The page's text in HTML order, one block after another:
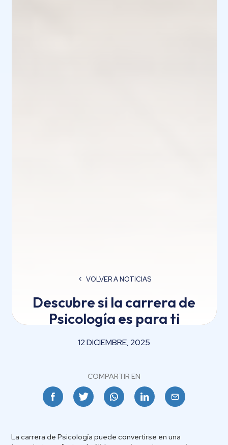
VOLVER A NOTICIAS
Descubre si la carrera de
Psicología es para ti
12 DICIEMBRE, 2025
COMPARTIR EN
Facebook Twitter Whatsapp Linkedin
La carrera de Psicología puede convertirse en una